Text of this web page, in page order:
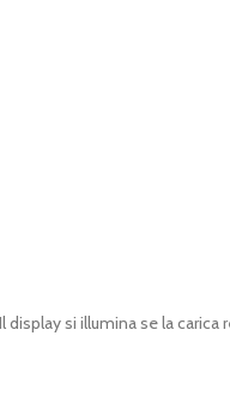
si illumina se la